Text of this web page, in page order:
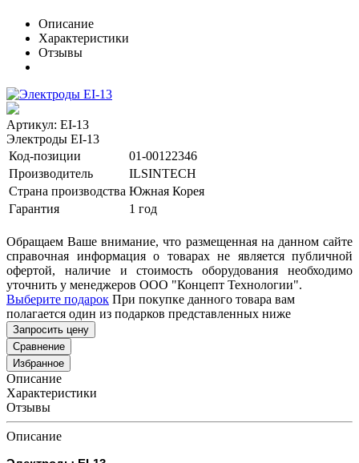
Описание
Характеристики
Отзывы
Артикул: EI-13
Электроды EI-13
Код-позиции
01-00122346
Производитель
ILSINTECH
Страна производства Южная Корея
Гарантия
1 год
Обращаем Ваше внимание, что размещенная на данном сайте
справочная информация о товарах не является публичной
офертой, наличие и стоимость оборудования необходимо
уточнить у менеджеров ООО "Концепт Технологии".
Выберите подарок При покупке данного товара вам
полагается один из подарков представленных ниже
Запросить цену
Сравнение
Избранное
Описание
Характеристики
Отзывы
Описание